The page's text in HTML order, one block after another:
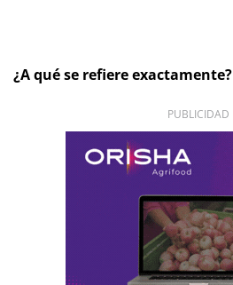
¿A qué se refiere exactamente?
PUBLICIDAD